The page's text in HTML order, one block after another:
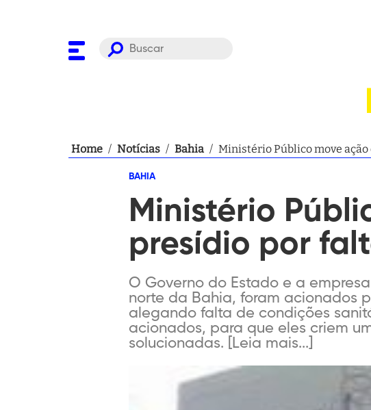
Home / Notícias / Bahia / Ministério Público move
BAHIA
Ministério
presídio por
O Governo do Estado e a
norte da Bahia, foram acionados
alegando falta de condições
acionados, para que eles criem
solucionadas. [Leia mais...]